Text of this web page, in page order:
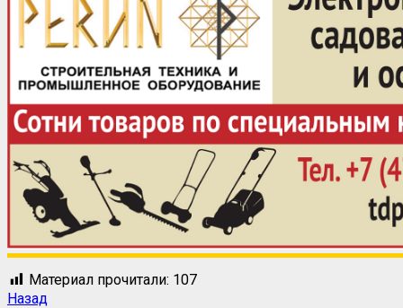
Материал прочитали: 107
Назад